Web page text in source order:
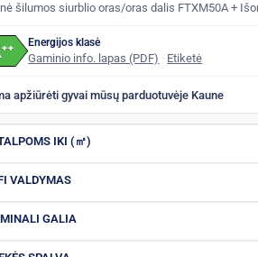
šilumos siurblio oras/oras dalis FTXM50A +
++ Energijos klasė
Gaminio info. lapas (PDF) · Etiketė
apžiūrėti gyvai mūsų parduotuvėje Kaune
IKI (㎡)
VALDYMAS
GALIA